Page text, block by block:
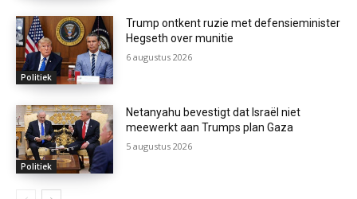
Politiek
Trump ontkent ruzie met defensieminister
Hegseth over munitie
6 augustus 2026
Politiek
Netanyahu bevestigt dat Israël niet
meewerkt aan Trumps plan Gaza
5 augustus 2026